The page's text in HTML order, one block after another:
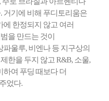
거기에 비해 푸디토리움은
에 한정되지 않고 여러
을 만드는 것이
울루, 비엔나 등 지구상의
한을 두지 않고 R&B, 소울,
하여 푸딩 때보다 더
었다.